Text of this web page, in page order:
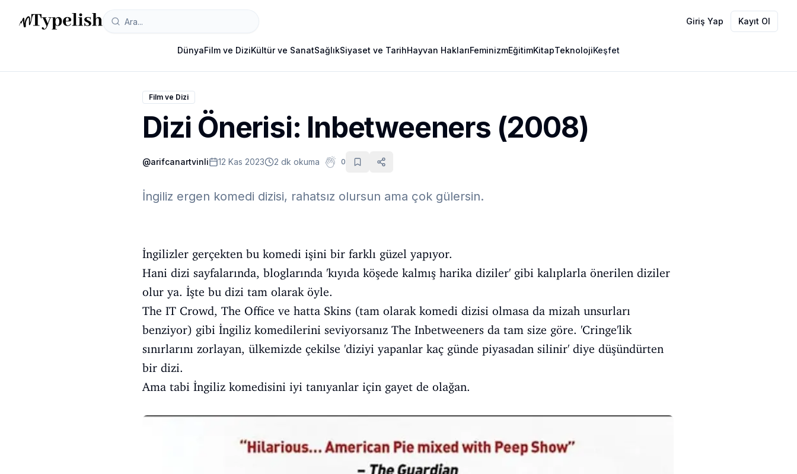
Giriş Yap Kayıt Ol
DünyaFilm ve DiziKültür ve SanatSağlıkSiyaset ve TarihHayvan HaklarıFeminizmEğitimKitapTeknolojiKeşfet
Film ve Dizi
Dizi Önerisi: Inbetweeners (2008)
@arifcanartvinli 12 Kas 2023 2 dk okuma 0
İngiliz ergen komedi dizisi, rahatsız olursun ama çok gülersin.
İngilizler gerçekten bu komedi işini bir farklı güzel yapıyor.
Hani dizi sayfalarında, bloglarında 'kıyıda köşede kalmış harika diziler' gibi kalıplarla önerilen diziler
olur ya. İşte bu dizi tam olarak öyle.
The IT Crowd, The Office ve hatta Skins (tam olarak komedi dizisi olmasa da mizah unsurları
benziyor) gibi İngiliz komedilerini seviyorsanız The Inbetweeners da tam size göre. 'Cringe'lik
sınırlarını zorlayan, ülkemizde çekilse 'diziyi yapanlar kaç günde piyasadan silinir' diye düşündürten
bir dizi.
Ama tabi İngiliz komedisini iyi tanıyanlar için gayet de olağan.